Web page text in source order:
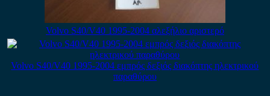
Volvo S40/V40 1995-2004 αλεξήλιο αριστερό
Volvo S40/V40 1995-2004 εμπρός δεξιός διακόπτης ηλεκτρικού
παραθύρου